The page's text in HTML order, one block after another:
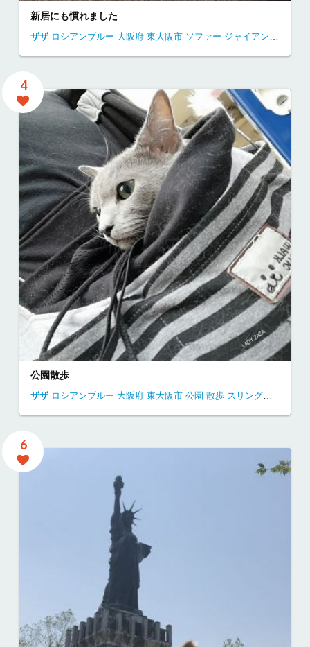
新居にも慣れました
ザザ ロシアンブルー 大阪府 東大阪市 ソファー ジャイアン 昼寝
4
公園散歩
ザザ ロシアンブルー 大阪府 東大阪市 公園 散歩 スリングバッグ
6